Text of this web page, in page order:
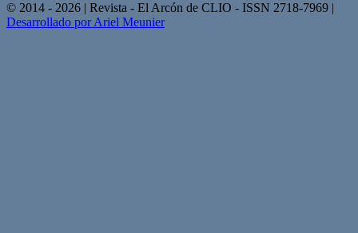
© 2014 - 2026 | Revista - El Arcón de CLIO - ISSN 2718-7969 |
Desarrollado por Ariel Meunier